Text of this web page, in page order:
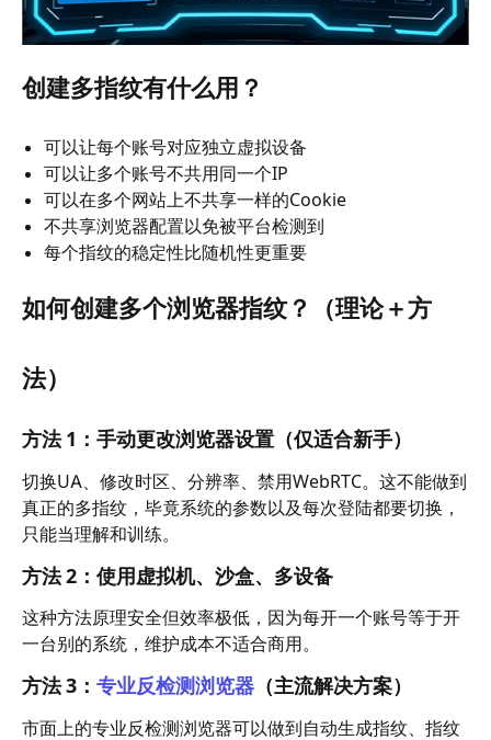
创建多指纹有什么用？
可以让每个账号对应独立虚拟设备
可以让多个账号不共用同一个IP
可以在多个网站上不共享一样的Cookie
不共享浏览器配置以免被平台检测到
每个指纹的稳定性比随机性更重要
如何创建多个浏览器指纹？（理论＋方
法）
方法 1：手动更改浏览器设置（仅适合新手）
切换UA、修改时区、分辨率、禁用WebRTC。这不能做到
真正的多指纹，毕竟系统的参数以及每次登陆都要切换，
只能当理解和训练。
方法 2：使用虚拟机、沙盒、多设备
这种方法原理安全但效率极低，因为每开一个账号等于开
一台别的系统，维护成本不适合商用。
方法 3： 专业反检测浏览器 （主流解决方案）
市面上的专业反检测浏览器可以做到自动生成指纹、指纹